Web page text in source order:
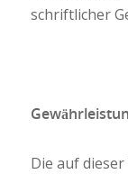
schriftlicher
Die auf